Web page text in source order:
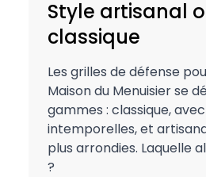
Style artisanal
classique
Les grilles de défense
Maison du Menuisier se
gammes : classique,
intemporelles, et
plus arrondies. Laquelle
?